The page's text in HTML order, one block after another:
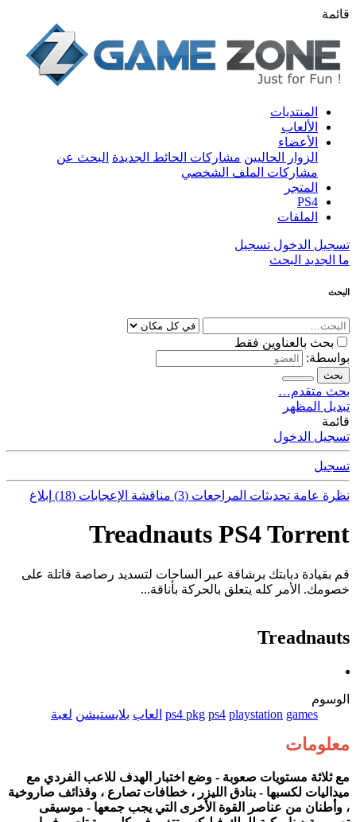
قائمة
المنتديات
الألعاب
الأعضاء
الزوار الحاليين مشاركات الحائط الجديدة البحث عن
مشاركات الملف الشخصي
المتجر
PS4
الملفات
تسجيل الدخول تسجيل
ما الجديد البحث
البحث
بحث بالعناوين فقط
بواسطة:
بحث
بحث متقدم…
تبديل المظهر
قائمة
تسجيل الدخول
تسجيل
نظرة عامة تحديثات المراجعات (3) مناقشة الإعجابات (18) إبلاغ
Treadnauts PS4 Torrent
قم بقيادة دبابتك برشاقة عبر الساحات لتسديد رصاصة قاتلة على
خصومك. الأمر كله يتعلق بالحركة بأناقة...
Treadnauts
الوسوم
games
playstation
ps4
ps4 pkg العاب بلايستيشن لعبة
معلومات
مع ثلاثة مستويات صعوبة - وضع اختبار الهدف للاعب الفردي مع
ميداليات لكسبها - بنادق الليزر ، خطافات تصارع ، وقذائف صاروخية
، وأطنان من عناصر القوة الأخرى التي يجب جمعها - موسيقى